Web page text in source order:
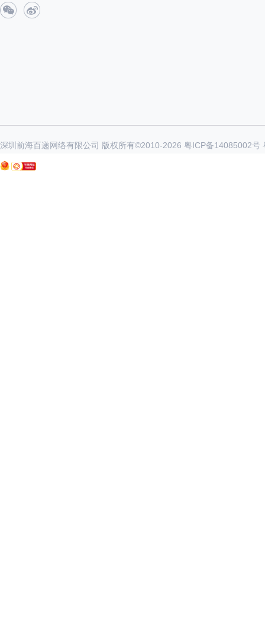
深圳前海百递网络有限公司 版权所有©2010-2026 粤ICP备14085002号